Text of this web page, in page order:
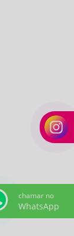
chamar no
WhatsApp